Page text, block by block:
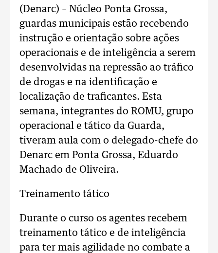
(Denarc) – Núcleo Ponta Grossa,
guardas municipais estão recebendo
instrução e orientação sobre ações
operacionais e de inteligência a serem
desenvolvidas na repressão ao tráfico
de drogas e na identificação e
localização de traficantes. Esta
semana, integrantes do ROMU, grupo
operacional e tático da Guarda,
tiveram aula com o delegado-chefe do
Denarc em Ponta Grossa, Eduardo
Machado de Oliveira.
Treinamento tático
Durante o curso os agentes recebem
treinamento tático e de inteligência
para ter mais agilidade no combate a